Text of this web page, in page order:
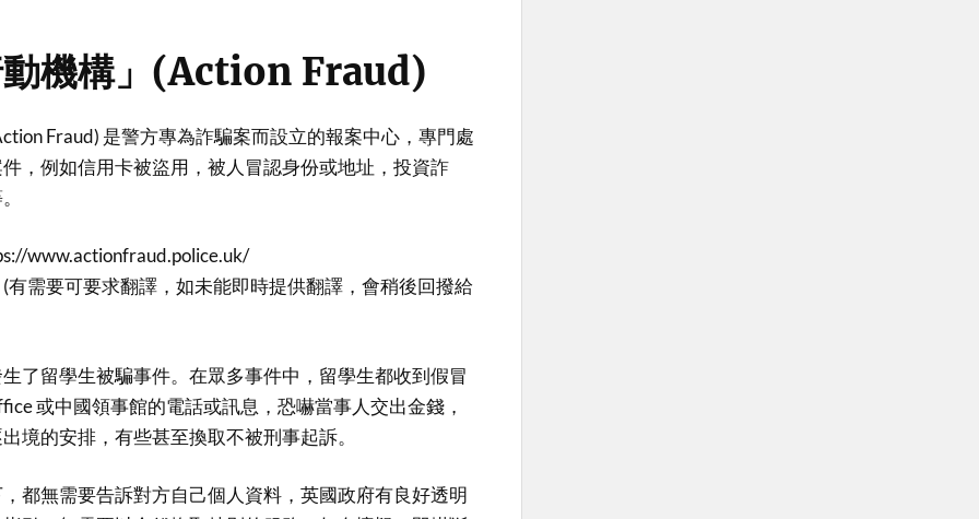
動機構」(Action Fraud)
Fraud) 是警方專為詐騙案而設立的報案中心，專門處
，例如信用卡被盜用，被人冒認身份或地址，投資詐
www.actionfraud.police.uk/
需要可要求翻譯，如未能即時提供翻譯，會稍後回撥給
了留學生被騙事件。在眾多事件中，留學生都收到假冒
或中國領事館的電話或訊息，恐嚇當事人交出金錢，
境的安排，有些甚至換取不被刑事起訴。
都無需要告訴對方自己個人資料，英國政府有良好透明